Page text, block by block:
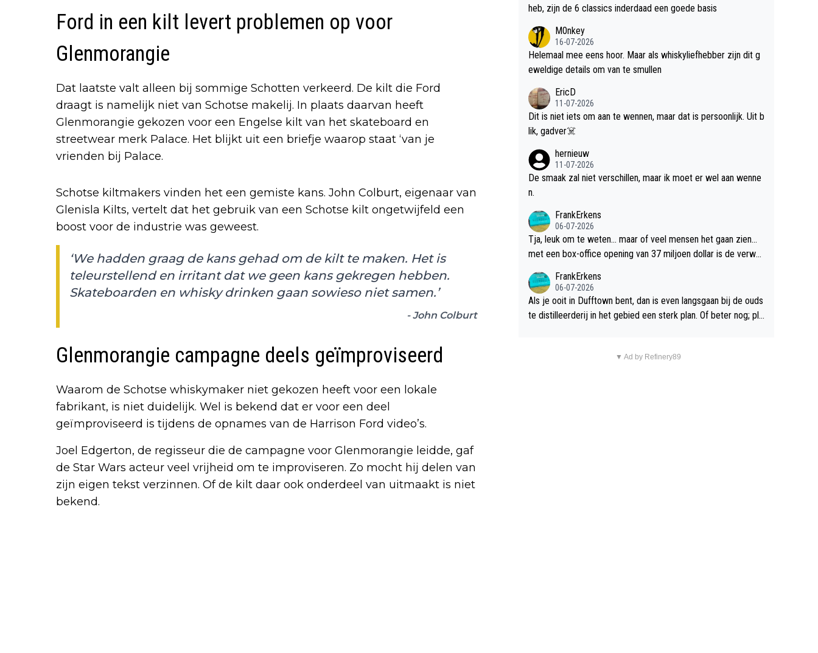
Ford in een kilt levert problemen op voor
Glenmorangie
Dat laatste valt alleen bij sommige Schotten verkeerd. De kilt die Ford
draagt is namelijk niet van Schotse makelij. In plaats daarvan heeft
Glenmorangie gekozen voor een Engelse kilt van het skateboard en
streetwear merk Palace. Het blijkt uit een briefje waarop staat ‘van je
vrienden bij Palace.
Schotse kiltmakers vinden het een gemiste kans. John Colburt, eigenaar van
Glenisla Kilts, vertelt dat het gebruik van een Schotse kilt ongetwijfeld een
boost voor de industrie was geweest.
‘We hadden graag de kans gehad om de kilt te maken. Het is
teleurstellend en irritant dat we geen kans gekregen hebben.
Skateboarden en whisky drinken gaan sowieso niet samen.’
- John Colburt
Glenmorangie campagne deels geïmproviseerd
Waarom de Schotse whiskymaker niet gekozen heeft voor een lokale
fabrikant, is niet duidelijk. Wel is bekend dat er voor een deel
geïmproviseerd is tijdens de opnames van de Harrison Ford video’s.
Joel Edgerton, de regisseur die de campagne voor Glenmorangie leidde, gaf
de Star Wars acteur veel vrijheid om te improviseren. Zo mocht hij delen van
zijn eigen tekst verzinnen. Of de kilt daar ook onderdeel van uitmaakt is niet
bekend.
heb, zijn de 6 classics inderdaad een goede basis
M0nkey
16-07-2026
Helemaal mee eens hoor. Maar als whiskyliefhebber zijn dit g
eweldige details om van te smullen
EricD
11-07-2026
Dit is niet iets om aan te wennen, maar dat is persoonlijk. Uit b
lik, gadver☠️
hernieuw
11-07-2026
De smaak zal niet verschillen, maar ik moet er wel aan wenne
n.
FrankErkens
06-07-2026
Tja, leuk om te weten... maar of veel mensen het gaan zien...
met een box-office opening van 37 miljoen dollar is de verwa
FrankErkens
06-07-2026
Als je ooit in Dufftown bent, dan is even langsgaan bij de ouds
te distilleerderij in het gebied een sterk plan. Of beter nog; pla
▼ Ad by Refinery89